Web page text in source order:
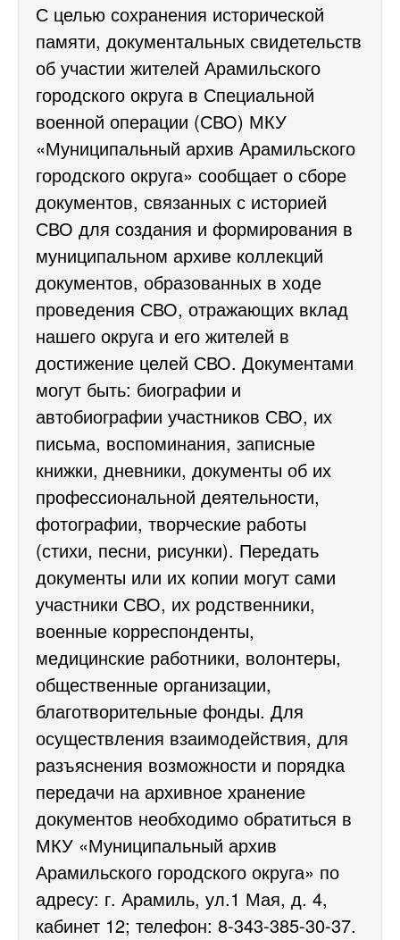
С целью сохранения исторической
памяти, документальных свидетельств
об участии жителей Арамильского
городского округа в Специальной
военной операции (СВО) МКУ
«Муниципальный архив Арамильского
городского округа» сообщает о сборе
документов, связанных с историей
СВО для создания и формирования в
муниципальном архиве коллекций
документов, образованных в ходе
проведения СВО, отражающих вклад
нашего округа и его жителей в
достижение целей СВО. Документами
могут быть: биографии и
автобиографии участников СВО, их
письма, воспоминания, записные
книжки, дневники, документы об их
профессиональной деятельности,
фотографии, творческие работы
(стихи, песни, рисунки). Передать
документы или их копии могут сами
участники СВО, их родственники,
военные корреспонденты,
медицинские работники, волонтеры,
общественные организации,
благотворительные фонды. Для
осуществления взаимодействия, для
разъяснения возможности и порядка
передачи на архивное хранение
документов необходимо обратиться в
МКУ «Муниципальный архив
Арамильского городского округа» по
адресу: г. Арамиль, ул.1 Мая, д. 4,
кабинет 12; телефон: 8-343-385-30-37.